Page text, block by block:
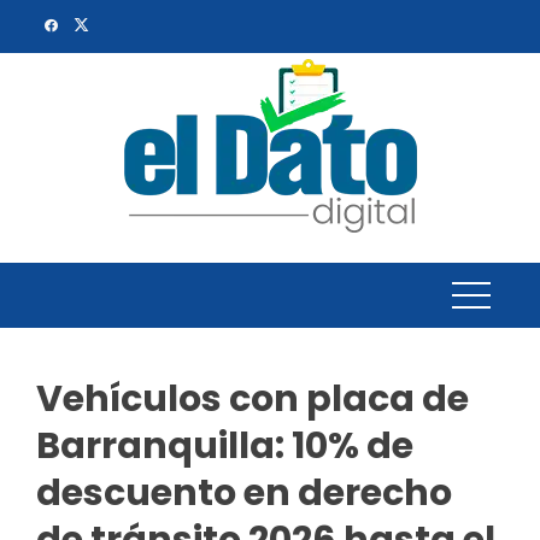
Vehículos con placa de
Barranquilla: 10% de
descuento en derecho